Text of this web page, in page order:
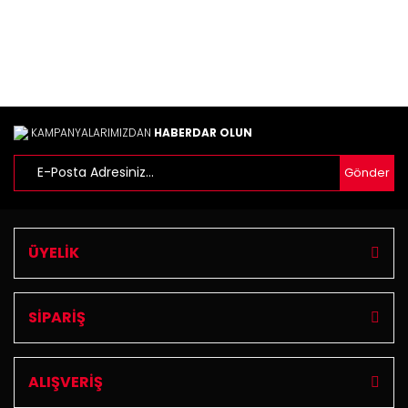
KAMPANYALARIMIZDAN HABERDAR OLUN
Gönder
ÜYELİK
SİPARİŞ
ALIŞVERİŞ